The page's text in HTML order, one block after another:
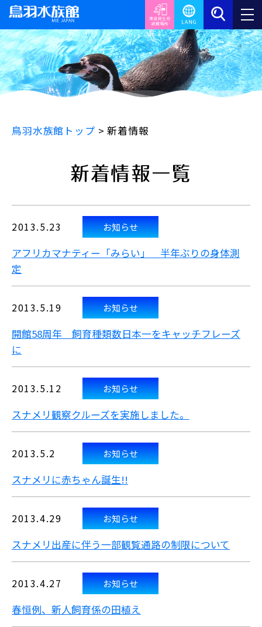
鳥羽水族館トップ >新着情報
新着情報一覧
2013.5.23 お知らせ
アフリカマナティー「みらい」 半年ぶりの身体測
定
2013.5.19 お知らせ
開館58周年 飼育種類数日本一をキャッチフレーズ
に
2013.5.12 お知らせ
スナメリ観察クルーズを実施しました。
2013.5.2 お知らせ
スナメリに赤ちゃん誕生!!
2013.4.29 お知らせ
スナメリ出産に伴う一部観覧通路の制限について
2013.4.27 お知らせ
春恒例、新人飼育係の田植え